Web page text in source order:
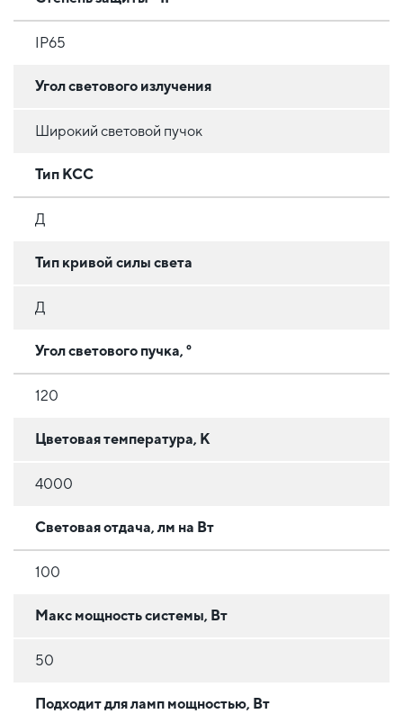
IP65
Угол светового излучения
Широкий световой пучок
Тип КСС
Д
Тип кривой силы света
Д
Угол светового пучка, °
120
Цветовая температура, К
4000
Световая отдача, лм на Вт
100
Макс мощность системы, Вт
50
Подходит для ламп мощностью, Вт